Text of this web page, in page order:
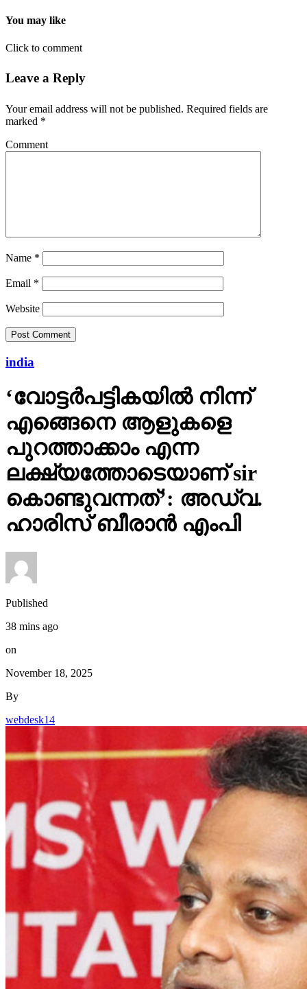
You may like
Click to comment
Leave a Reply
Your email address will not be published. Required fields are
marked *
Comment
Name *
Email *
Website
india
‘വോട്ടര്‍പട്ടികയില്‍ നിന്ന്
എങ്ങെനെ ആളുകളെ
പുറത്താക്കാം എന്ന
ലക്ഷ്യത്തോടെയാണ് sir
കൊണ്ടുവന്നത്’: അഡ്വ.
ഹാരിസ് ബീരാൻ എംപി
Published
38 mins ago
on
November 18, 2025
By
webdesk14